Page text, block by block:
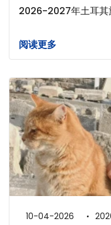
2026-2027年土耳其
阅读更多
10-04-2026